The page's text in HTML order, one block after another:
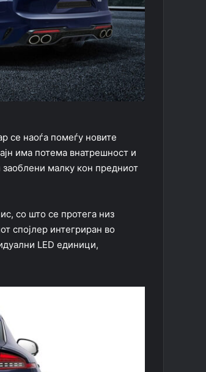
се наоѓа помеѓу новите
има потема внатрешност и
малку кон предниот
со што се протега низ
спојлер интегриран во
LED единици,